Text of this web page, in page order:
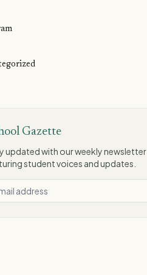
Gazette
updated with our weekly newsletter
student voices and updates.